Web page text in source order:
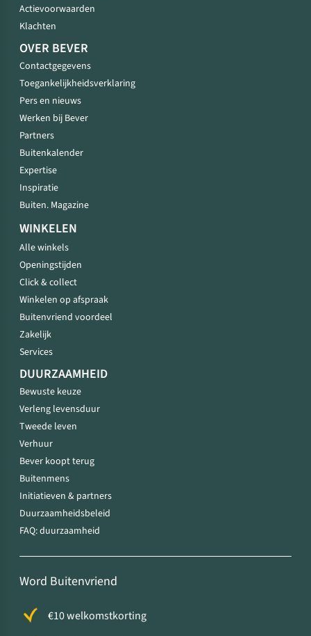
Actievoorwaarden
Klachten
OVER BEVER
Contactgegevens
Toegankelijkheidsverklaring
Pers en nieuws
Werken bij Bever
Partners
Buitenkalender
Expertise
Inspiratie
Buiten. Magazine
WINKELEN
Alle winkels
Openingstijden
Click & collect
Winkelen op afspraak
Buitenvriend voordeel
Zakelijk
Services
DUURZAAMHEID
Bewuste keuze
Verleng levensduur
Tweede leven
Verhuur
Bever koopt terug
Buitenmens
Initiatieven & partners
Duurzaamheidsbeleid
FAQ: duurzaamheid
Word Buitenvriend
€10 welkomstkorting